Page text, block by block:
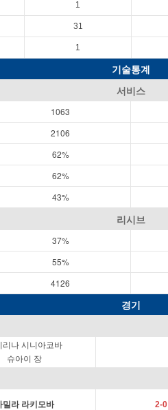
1
31
1
기술통계
서비스
1063
2106
62%
62%
43%
리시브
37%
55%
4126
경기
리나 시니아코바
슈아이 장
밀라 라키모바 2-0